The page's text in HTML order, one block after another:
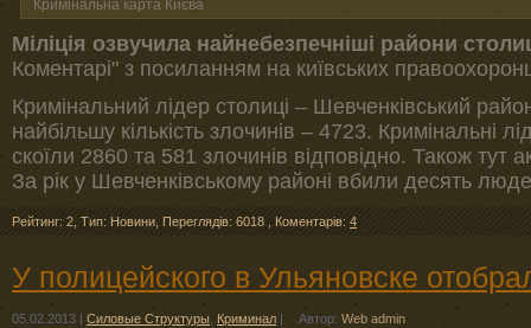
Кримінальна карта Києва
Міліція озвучила найнебезпечніші райони
Коментарі" з посиланням на київських
Кримінальний лідер столиці – Шевченківський
найбільшу кількість злочинів – 4723. Кримінальні
скоїли 2860 та 581 злочинів відповідно. Також тут
За рік у Шевченківському районі вбили десять
Рейтинг: 2 Тип: Новини Переглядів: 6018 Коментарів: 4
У полицейского в Ульяновске
05.02.2013 | Силовые Структуры Криминал | Автор: Web admin